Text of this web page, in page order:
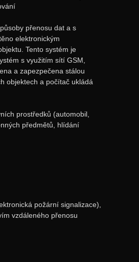
přenosu dat a s
elektronickým
Tento systém je
s využitím sítí GSM,
a zapezpečena stálou
objektech a počítač ukládá
prostředků (automobil,
předmětů, hlídání
požární signalizace),
vzdáleného přenosu